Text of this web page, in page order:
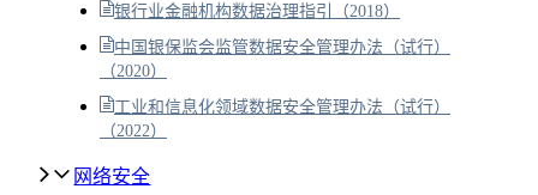
银行业金融机构数据治理指引（2018）
中国银保监会监管数据安全管理办法（试行）
（2020）
工业和信息化领域数据安全管理办法（试行）
（2022）
网络安全